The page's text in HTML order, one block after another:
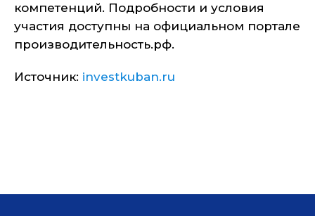
компетенций. Подробности и условия
участия доступны на официальном портале
производительность.рф.
Источник: investkuban.ru